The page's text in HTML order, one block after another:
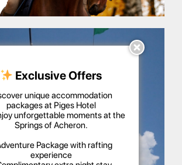
Exclusive Offers
unique accommodation
packages at Piges Hotel
unforgettable moments at the
Springs of Acheron.
Package with rafting
experience